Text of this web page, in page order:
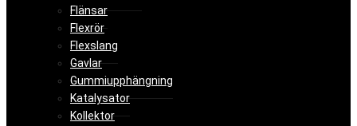
Flänsar
Flexrör
Flexslang
Gavlar
Gummiupphängning
Katalysator
Kollektor